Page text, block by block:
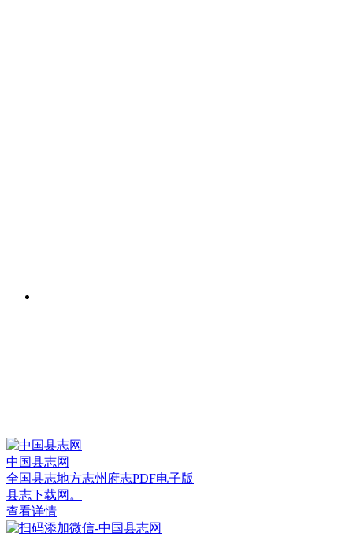
中国县志网
全国县志地方志州府志PDF电子版
县志下载网。
查看详情